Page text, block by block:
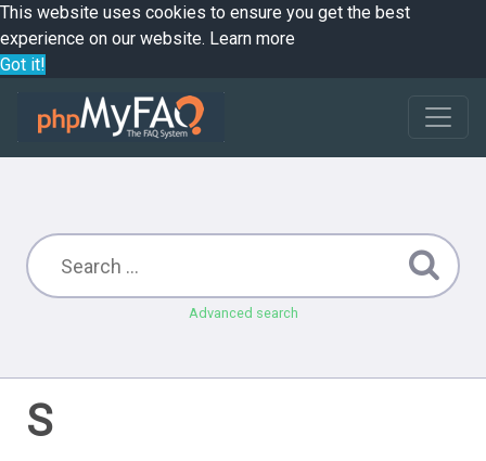
This website uses cookies to ensure you get the best
experience on our website. Learn more
Got it!
Advanced search
S